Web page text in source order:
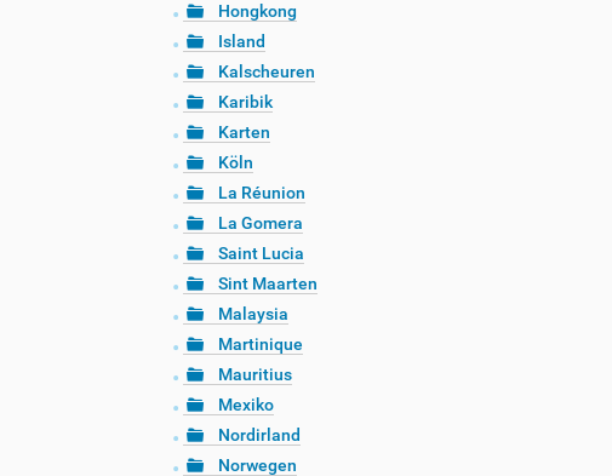
Hongkong
Island
Kalscheuren
Karibik
Karten
Köln
La Réunion
La Gomera
Saint Lucia
Sint Maarten
Malaysia
Martinique
Mauritius
Mexiko
Nordirland
Norwegen